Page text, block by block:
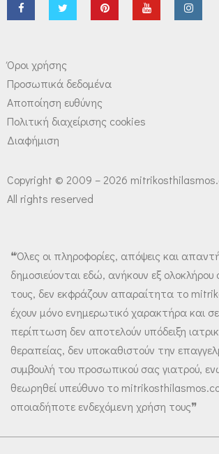
Όροι χρήσης
Προσωπικά δεδομένα
Αποποίηση ευθύνης
Πολιτική διαχείρισης cookies
Διαφήμιση
Copyright © 2009 – 2026
All rights reserved
❝Όλες οι πληροφορίες, απόψεις και
δημοσιεύονται εδώ, ανήκουν εξ ολοκλήρου
τους, δεν εκφράζουν απαραίτητα το
έχουν μόνο ενημερωτικό χαρακτήρα και
περίπτωση δεν αποτελούν υπόδειξη
θεραπείας, δεν υποκαθιστούν την
συμβουλή του προσωπικού σας γιατρού,
θεωρηθεί υπεύθυνο το
οποιαδήποτε ενδεχόμενη χρήση τους❞